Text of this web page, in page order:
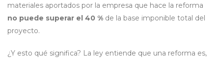
materiales aportados por la empresa que hace la reforma
no puede superar el 40 % de la base imponible total del
proyecto.
¿Y esto qué significa? La ley entiende que una reforma es,